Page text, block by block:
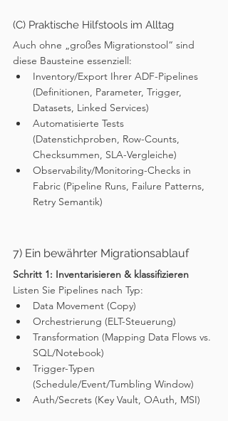
(C) Praktische Hilfstools im Alltag
Auch ohne „großes Migrationstool“ sind
diese Bausteine essenziell:
Inventory/Export Ihrer ADF-Pipelines
(Definitionen, Parameter, Trigger,
Datasets, Linked Services)
Automatisierte Tests
(Datenstichproben, Row-Counts,
Checksummen, SLA-Vergleiche)
Observability/Monitoring-Checks in
Fabric (Pipeline Runs, Failure Patterns,
Retry Semantik)
7) Ein bewährter Migrationsablauf
Schritt 1: Inventarisieren & klassifizieren
Listen Sie Pipelines nach Typ:
Data Movement (Copy)
Orchestrierung (ELT-Steuerung)
Transformation (Mapping Data Flows vs.
SQL/Notebook)
Trigger-Typen
(Schedule/Event/Tumbling Window)
Auth/Secrets (Key Vault, OAuth, MSI)